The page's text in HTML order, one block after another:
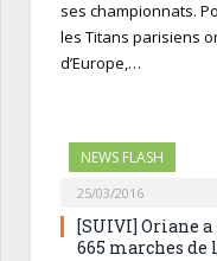
ses championnats.
les Titans parisiens
d’Europe,…
NEWS FLASH
25/03/2016
[SUIVI] Oriane
665 marches de